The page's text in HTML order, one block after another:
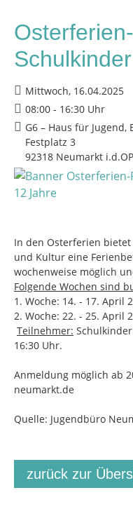
Mittwoch, 16.04.2025
08:00 - 16:30 Uhr
G6 – Haus für
Festplatz 3
92318 Neumarkt
In den Osterferien bietet
und Kultur eine
wochenweise möglich
Folgende Wochen sind
1. Woche: 14. - 17. April
2. Woche: 22. - 25. April
Teilnehmer:
16:30 Uhr.
Anmeldung möglich ab
neumarkt.de
Quelle: Jugendbüro
zurück zur